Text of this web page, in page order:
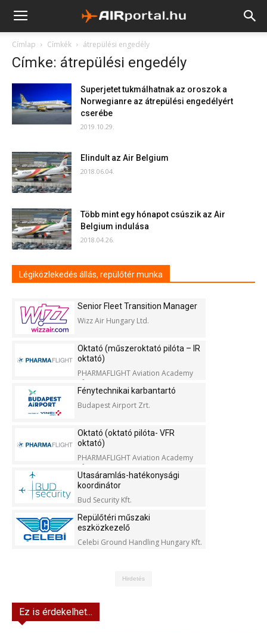
Címlap Címkék átrepülési engedély
Címke: átrepülési engedély
Superjetet tukmálhatnak az oroszok a
Norwegianre az átrepülési engedélyért
cserébe
2019.10.29.
Elindult az Air Belgium
2018.06.04.
Több mint egy hónapot csúszik az Air
Belgium indulása
2018.04.26.
Légiközlekedés állás, repülőtér munka
Senior Fleet Transition Manager
Wizz Air Hungary Ltd.
Oktató (műszeroktató pilóta – IR
oktató)
PHARMAFLIGHT Aviation Academy
Kft.
Fénytechnikai karbantartó
Budapest Airport Zrt.
Oktató (oktató pilóta- VFR
oktató)
PHARMAFLIGHT Aviation Academy
Kft.
Utasáramlás-hatékonysági
koordinátor
Bud Security Kft.
Repülőtéri műszaki
eszközkezelő
Celebi Ground Handling Hungary Kft.
Hirdetés
Ez is érdekelhet...